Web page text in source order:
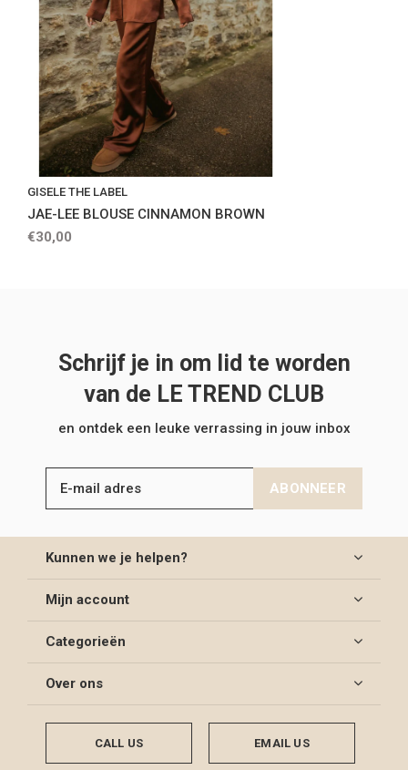
GISELE THE LABEL
JAE-LEE BLOUSE CINNAMON BROWN
€30,00
Schrijf je in om lid te worden
van de LE TREND CLUB
en ontdek een leuke verrassing in jouw inbox
ABONNEER
Kunnen we je helpen?
Mijn account
Categorieën
Over ons
CALL US EMAIL US